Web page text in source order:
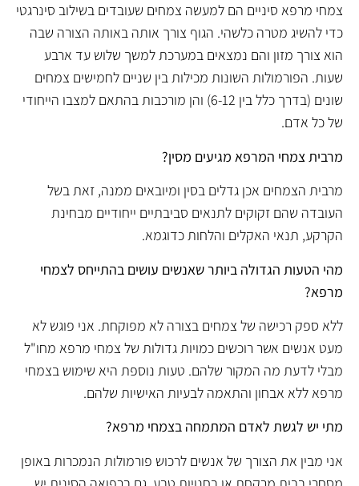
צמחי מרפא סיניים הם למעשה צמחים שעובדים בשילוב סינרגטי
כדי להשיג מטרה כלשהי. הגוף צורך אותה באותה הצורה שבה
הוא צורך מזון והם נמצאים במערכת למשך שלוש עד ארבע
שעות. הפורמולות השונות מכילות בין שניים לחמישים צמחים
שונים (בדרך כלל בין 6-12) והן מורכבות בהתאם למצבו הייחודי
של כל אדם.
מרבית צמחי המרפא מגיעים מסין?
מרבית הצמחים אכן גדלים בסין ומיובאים ממנה, זאת בשל
העובדה שהם זקוקים לתנאים סביבתיים ייחודיים מבחינת
הקרקע, תנאי האקלים והלחות כדוגמא.
מהי הטעות הגדולה ביותר שאנשים עושים בהתייחס לצמחי
מרפא?
ללא ספק רכישה של צמחים בצורה לא מפוקחת. אני פוגש לא
מעט אנשים אשר רוכשים כמויות גדולות של צמחי מרפא מחו"ל
מבלי לדעת מה המקור שלהם. טעות נוספת היא שימוש בצמחי
מרפא ללא אבחון והתאמה לבעיות האישיות שלהם.
מתי יש לגשת לאדם המתמחה בצמחי מרפא?
אני מבין את הצורך של אנשים לרכוש פורמולות הנמכרות באופן